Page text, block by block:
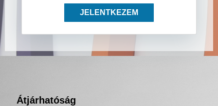
JELENTKEZEM
Átjárhatóság